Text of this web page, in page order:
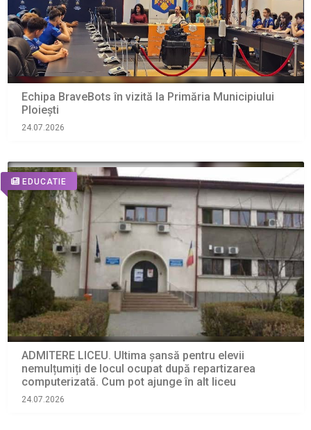
Echipa BraveBots în vizită la Primăria Municipiului
Ploiești
24.07.2026
EDUCATIE
ADMITERE LICEU. Ultima șansă pentru elevii
nemulțumiți de locul ocupat după repartizarea
computerizată. Cum pot ajunge în alt liceu
24.07.2026